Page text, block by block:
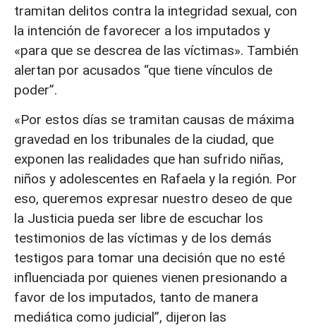
tramitan delitos contra la integridad sexual, con
la intención de favorecer a los imputados y
«para que se descrea de las víctimas». También
alertan por acusados “que tiene vínculos de
poder”.
«Por estos días se tramitan causas de máxima
gravedad en los tribunales de la ciudad, que
exponen las realidades que han sufrido niñas,
niños y adolescentes en Rafaela y la región. Por
eso, queremos expresar nuestro deseo de que
la Justicia pueda ser libre de escuchar los
testimonios de las víctimas y de los demás
testigos para tomar una decisión que no esté
influenciada por quienes vienen presionando a
favor de los imputados, tanto de manera
mediática como judicial”, dijeron las